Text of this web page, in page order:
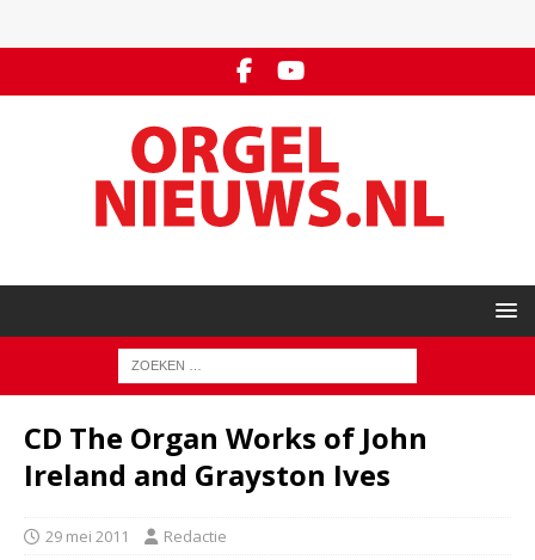
CD The Organ Works of John
Ireland and Grayston Ives
29 mei 2011 Redactie